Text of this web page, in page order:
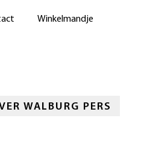
WALBURG PERS
Winkelmandje